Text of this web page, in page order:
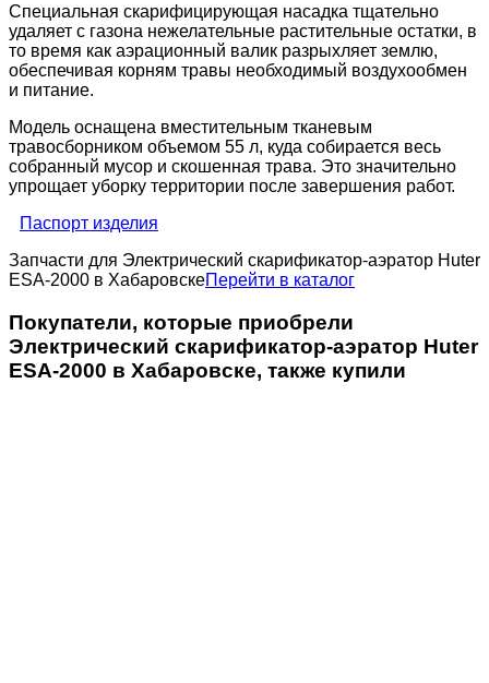
Специальная скарифицирующая насадка тщательно
удаляет с газона нежелательные растительные остатки, в
то время как аэрационный валик разрыхляет землю,
обеспечивая корням травы необходимый воздухообмен
и питание.
Модель оснащена вместительным тканевым
травосборником объемом 55 л, куда собирается весь
собранный мусор и скошенная трава. Это значительно
упрощает уборку территории после завершения работ.
Паспорт изделия
Запчасти для Электрический скарификатор-аэратор Huter
ESA-2000 в ХабаровскеПерейти в каталог
Покупатели, которые приобрели
Электрический скарификатор-аэратор Huter
ESA-2000 в Хабаровске, также купили